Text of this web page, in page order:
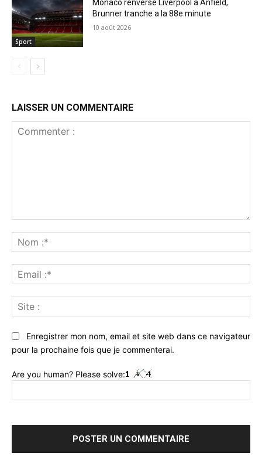
Sport
Monaco renverse Liverpool a Anfield,
Brunner tranche a la 88e minute
10 août 2026
LAISSER UN COMMENTAIRE
:*
:*
:
Enregistrer mon nom, email et site web dans ce navigateur
pour la prochaine fois que je commenterai.
Are you human? Please solve: